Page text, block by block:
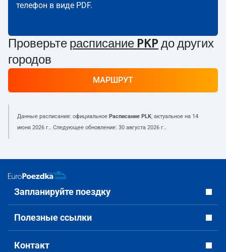
телефон в виде PDF.
Проверьте расписание PKP до других
городов
МАРШРУТ
Данные расписания: официальное Расписание PLK, актуальное на 14
июня 2026 г.. Следующее обновление: 30 августа 2026 г..
Запланируйте поездку
Полезные ссылки
Контакт